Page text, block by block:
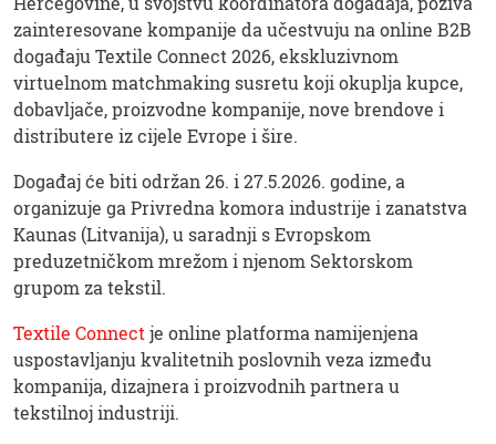
zainteresovane kompanije da učestvuju na online B2B
događaju Textile Connect 2026, ekskluzivnom
virtuelnom matchmaking susretu koji okuplja kupce,
dobavljače, proizvodne kompanije, nove brendove i
distributere iz cijele Evrope i šire.
Događaj će biti održan 26. i 27.5.2026. godine, a
organizuje ga Privredna komora industrije i zanatstva
Kaunas (Litvanija), u saradnji s Evropskom
preduzetničkom mrežom i njenom Sektorskom
grupom za tekstil.
Textile Connect je online platforma namijenjena
uspostavljanju kvalitetnih poslovnih veza između
kompanija, dizajnera i proizvodnih partnera u
tekstilnoj industriji.